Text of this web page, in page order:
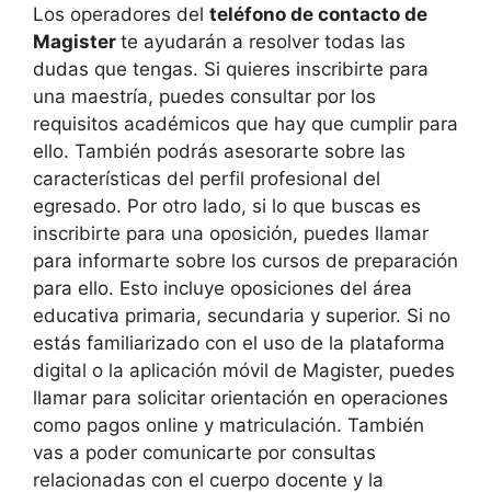
Los operadores del teléfono de contacto de
Magister te ayudarán a resolver todas las
dudas que tengas. Si quieres inscribirte para
una maestría, puedes consultar por los
requisitos académicos que hay que cumplir para
ello. También podrás asesorarte sobre las
características del perfil profesional del
egresado. Por otro lado, si lo que buscas es
inscribirte para una oposición, puedes llamar
para informarte sobre los cursos de preparación
para ello. Esto incluye oposiciones del área
educativa primaria, secundaria y superior. Si no
estás familiarizado con el uso de la plataforma
digital o la aplicación móvil de Magister, puedes
llamar para solicitar orientación en operaciones
como pagos online y matriculación. También
vas a poder comunicarte por consultas
relacionadas con el cuerpo docente y la